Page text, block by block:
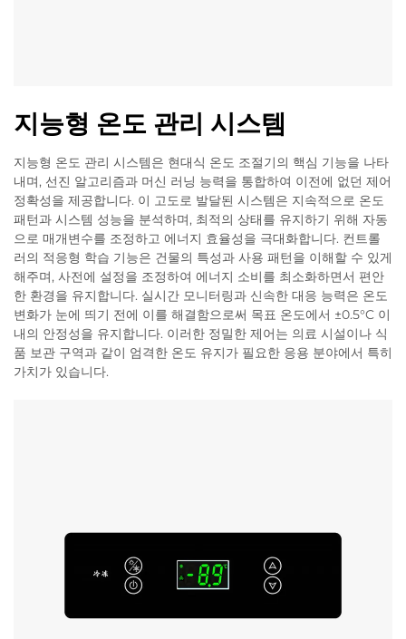
지능형 온도 관리 시스템
지능형 온도 관리 시스템은 현대식 온도 조절기의 핵심 기능을 나타
내며, 선진 알고리즘과 머신 러닝 능력을 통합하여 이전에 없던 제어
정확성을 제공합니다. 이 고도로 발달된 시스템은 지속적으로 온도
패턴과 시스템 성능을 분석하며, 최적의 상태를 유지하기 위해 자동
으로 매개변수를 조정하고 에너지 효율성을 극대화합니다. 컨트롤
러의 적응형 학습 기능은 건물의 특성과 사용 패턴을 이해할 수 있게
해주며, 사전에 설정을 조정하여 에너지 소비를 최소화하면서 편안
한 환경을 유지합니다. 실시간 모니터링과 신속한 대응 능력은 온도
변화가 눈에 띄기 전에 이를 해결함으로써 목표 온도에서 ±0.5°C 이
내의 안정성을 유지합니다. 이러한 정밀한 제어는 의료 시설이나 식
품 보관 구역과 같이 엄격한 온도 유지가 필요한 응용 분야에서 특히
가치가 있습니다.